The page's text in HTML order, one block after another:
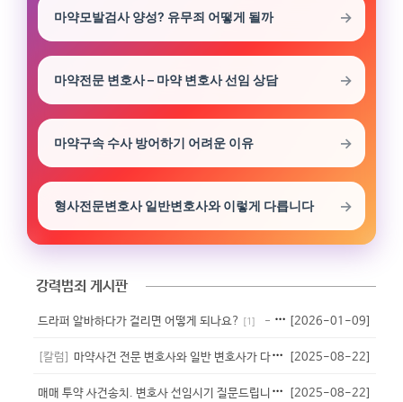
마약모발검사 양성? 유무죄 어떻게 될까
마약전문 변호사 – 마약 변호사 선임 상담
마약구속 수사 방어하기 어려운 이유
형사전문변호사 일반변호사와 이렇게 다릅니다
강력범죄 게시판
드라퍼 알바하다가 걸리면 어떻게 되나요? [1 ] - 익명 [2026-01-09]
[칼럼] 마약사건 전문 변호사와 일반 변호사가 다른 이유 [1] - 법무법인 대청
[2025-08-22]
매
매 투약 사건송치. 변호사 선임시기 질문드립니다. 3] - 특별시
[2025-08-22]